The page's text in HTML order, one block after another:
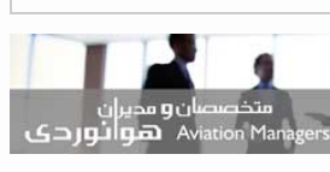
استارشیپ اسپیس‌ایکس [جمعه ساعت ۰۱:۴۵]